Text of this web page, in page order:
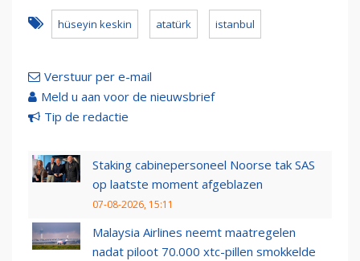
hüseyin keskin atatürk istanbul
Verstuur per e-mail
Meld u aan voor de nieuwsbrief
Tip de redactie
Staking cabinepersoneel Noorse tak SAS
op laatste moment afgeblazen
07-08-2026, 15:11
Malaysia Airlines neemt maatregelen
nadat piloot 70.000 xtc-pillen smokkelde